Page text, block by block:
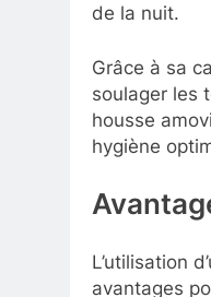
de la nuit.
Grâce à sa
soulager les
housse
hygiène
L’utilisation
avantages